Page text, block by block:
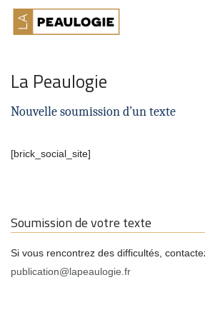
La Peaulogie
Nouvelle soumission d’un texte
[brick_social_site]
Soumission de votre texte
Si vous rencontrez des difficultés,
publication@lapeaulogie.fr